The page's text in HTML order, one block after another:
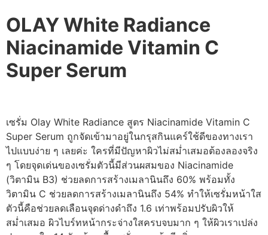
OLAY White Radiance
Niacinamide Vitamin C
Super Serum
เซรั่ม Olay White Radiance สูตร Niacinamide Vitamin C
Super Serum ถูกจัดเข้ามาอยู่ในกรุสกินแคร์ใช้ดีของทางเรา
ไปแบบง่าย ๆ เลยค่ะ ใครที่มีปัญหาผิวไม่สม่ำเสมอต้องลองจริง
ๆ โดยจุดเด่นของเซรั่มตัวนี้มีส่วนผสมของ Niacinamide
(วิตามิน B3) ช่วยลดการสร้างเมลานินถึง 60% พร้อมทั้ง
วิตามิน C ช่วยลดการสร้างเมลานินถึง 54% ทำให้เซรั่มหน้าใส
ตัวนี้คือช่วยลดเลือนจุดด่างดำถึง 1.6 เท่าพร้อมปรับผิวให้
สม่ำเสมอ ผิวไบร์ทหน้ากระจ่างใสครบจบมาก ๆ ให้ผิวเราเปล่ง